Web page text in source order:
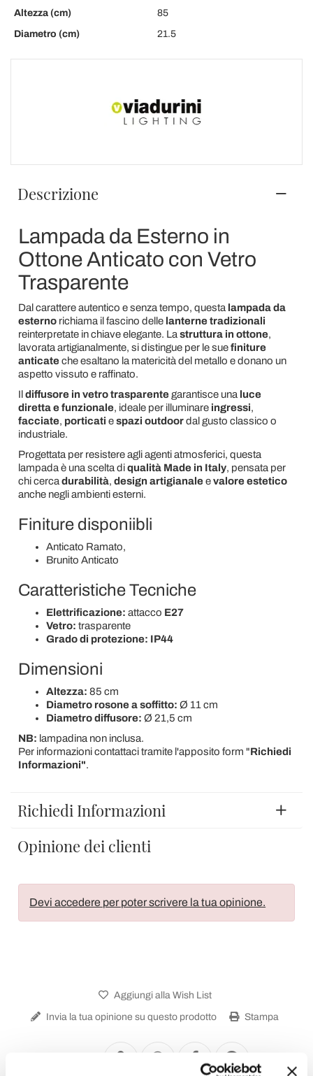
Altezza (cm)
85
Diametro (cm)
21.5
Descrizione
Lampada da Esterno in
Ottone Anticato con Vetro
Trasparente
Dal carattere autentico e senza tempo, questa lampada da
esternorichiama il fascino delle lanterne tradizionali
reinterpretate in chiave elegante. La struttura in ottone,
lavorata artigianalmente, si distingue per le suefiniture
anticateche esaltano la matericità del metallo e donano un
aspetto vissuto e raffinato.
Il diffusore in vetro trasparentegarantisce una luce
diretta e funzionale, ideale per illuminare ingressi,
facciate, porticati espazi outdoordal gusto classico o
industriale.
Progettata per resistere agli agenti atmosferici, questa
lampada è una scelta diqualità Made in Italy, pensata per
chi cerca durabilità, design artigianaleevalore estetico
anche negli ambienti esterni.
Finiture disponiibli
Anticato Ramato,
Brunito Anticato
Caratteristiche Tecniche
Elettrificazione: attacco E27
Vetro: trasparente
Grado di protezione: IP44
Dimensioni
Altezza: 85 cm
Diametro rosone a soffitto: Ø 11 cm
Diametro diffusore: Ø 21,5 cm
NB: lampadina non inclusa.
Per informazioni contattaci tramite l'apposito form "Richiedi
Informazioni".
Richiedi Informazioni
Opinione dei clienti
Devi accedere per poter scrivere la tua opinione.
Aggiungi alla Wish List
Invia la tua opinione su questo prodotto Stampa